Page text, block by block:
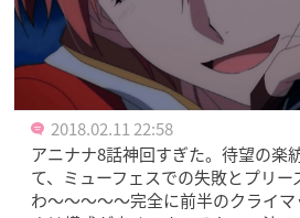
2018.02.11 22:58
アニナナ8話神回すぎた。待望の楽
て、ミューフェスでの失敗とプリー
わ～～～～～完全に前半のクライ